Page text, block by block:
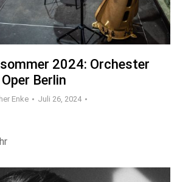
2024: Orchester
Berlin
Enke
Juli 26, 2024